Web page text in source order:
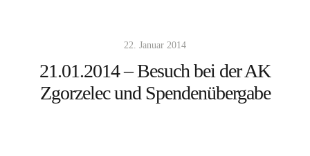
22. Januar 2014
21.01.2014 – Besuch bei der AK
Zgorzelec und Spendenübergabe